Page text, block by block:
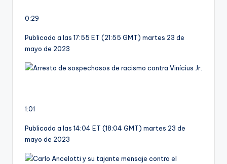
0:29
Publicado a las 17:55 ET (21:55 GMT) martes 23 de
mayo de 2023
1:01
Publicado a las 14:04 ET (18:04 GMT) martes 23 de
mayo de 2023